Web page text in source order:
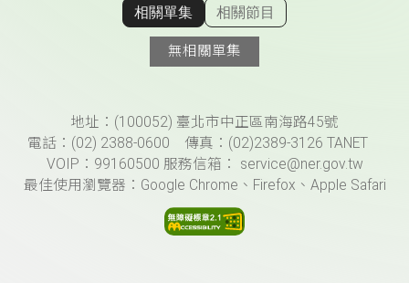
顯示相關單集
相關單集 相關節目
無相關單集
頁尾資訊地址：(100052) 臺北市中正區南海路45號
電話：(02) 2388-0600 傳真：(02)2389-3126 TANET
VOIP：99160500 服務信箱： service@ner.gov.tw
最佳使用瀏覽器：Google Chrome、Firefox、Apple Safari